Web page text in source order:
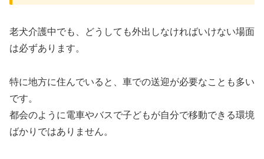
老犬介護中でも、どうしても外出しなければいけない場面
は必ずあります。
特に地方に住んでいると、車での送迎が必要なことも多い
です。
都会のように電車やバスで子どもが自分で移動できる環境
ばかりではありません。